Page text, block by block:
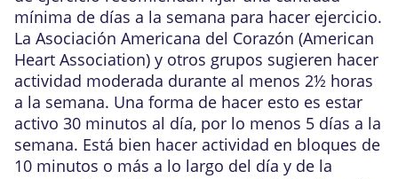
mínima de días a la semana para hacer ejercicio.
La Asociación Americana del Corazón (American
Heart Association) y otros grupos sugieren hacer
actividad moderada durante al menos 2½ horas
a la semana. Una forma de hacer esto es estar
activo 30 minutos al día, por lo menos 5 días a la
semana. Está bien hacer actividad en bloques de
10 minutos o más a lo largo del día y de la